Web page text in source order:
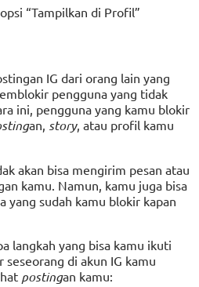
“Tampilkan di Profil”
IG dari orang lain yang
pengguna yang tidak
ini, pengguna yang kamu blokir
an, story, atau profil kamu
akan bisa mengirim pesan atau
kamu. Namun, kamu juga bisa
yang sudah kamu blokir kapan
langkah yang bisa kamu ikuti
di akun IG kamu
postingan kamu: